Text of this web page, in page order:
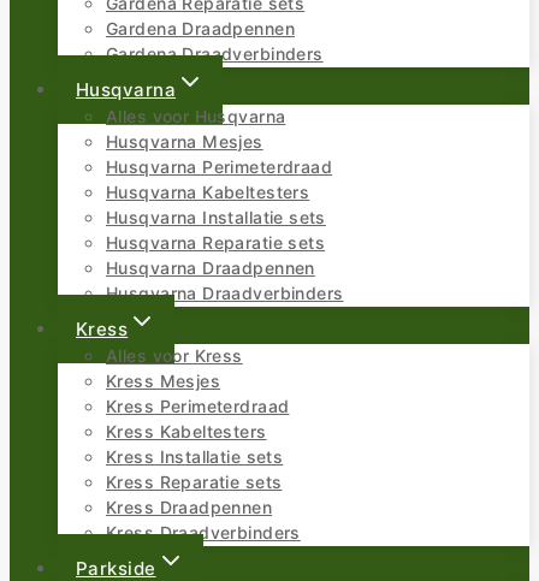
Gardena Draadpennen
Gardena Draadverbinders
Husqvarna
Alles voor Husqvarna
Husqvarna Mesjes
Husqvarna Perimeterdraad
Husqvarna Kabeltesters
Husqvarna Installatie sets
Husqvarna Reparatie sets
Husqvarna Draadpennen
Husqvarna Draadverbinders
Kress
Alles voor Kress
Kress Mesjes
Kress Perimeterdraad
Kress Kabeltesters
Kress Installatie sets
Kress Reparatie sets
Kress Draadpennen
Kress Draadverbinders
Parkside